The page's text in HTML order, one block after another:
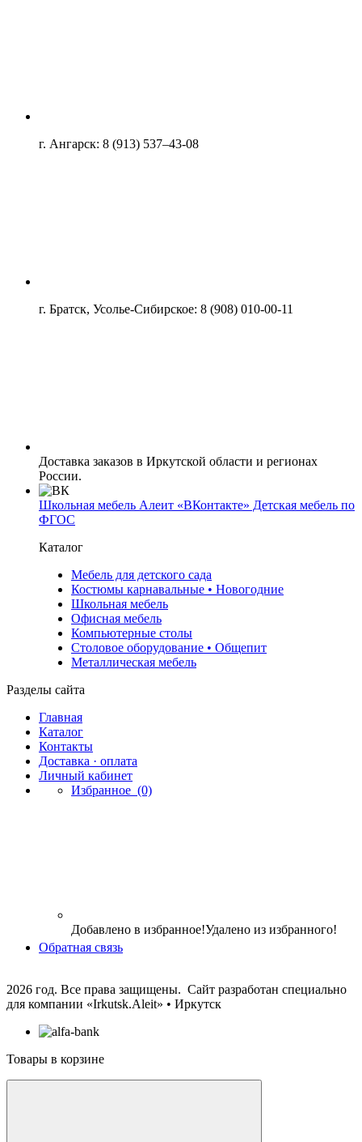
г. Ангарск: 8 (913) 537–43-08
г. Братск, Усолье-Сибирское: 8 (908) 010-00-11
Доставка заказов в Иркутской области и регионах
России.
Школьная мебель Алеит «ВКонтакте» Детская мебель по
ФГОС
Каталог
Мебель для детского сада
Костюмы карнавальные • Новогодние
Школьная мебель
Офисная мебель
Компьютерные столы
Столовое оборудование • Общепит
Металлическая мебель
Разделы сайта
Главная
Каталог
Контакты
Доставка · оплата
Личный кабинет
Избранное (0)
Добавлено в избранное!Удалено из избранного!
Обратная связь
2026 год. Все права защищены. Сайт разработан специально
для компании «Irkutsk.Aleit» • Иркутск
Товары в корзине